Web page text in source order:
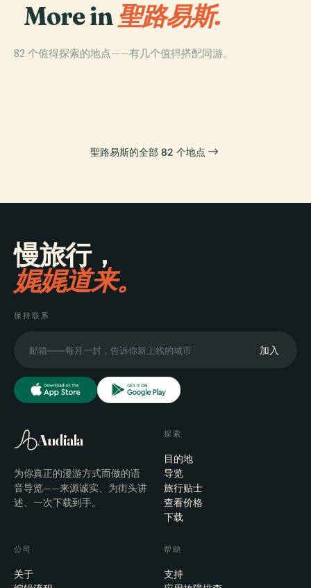
More in 聖路易斯.
82 个值得探索的地点——有几个值得搭配同游。
PLACE PLACE
PLACE
聖路易斯的全部 82 个地点
慢旅行，
娓娓道来。
保持联系
加入
Audiala
为你真正的漫游方式而做的语
音导览——来源诚实、为街头讲
述、一次下载到手。
探索
目的地
导览
旅行贴士
查看价格
下载
公司
关于
帮助
支持